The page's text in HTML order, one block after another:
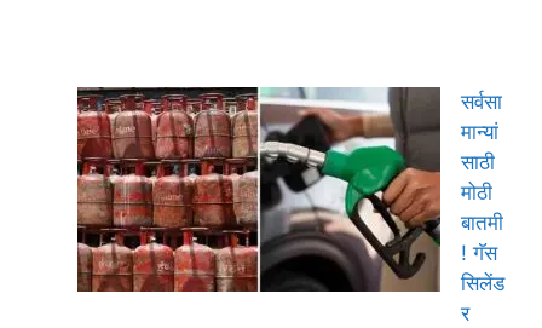
सर्वसा
मान्यां
साठी
मोठी
बातमी
! गॅस
सिलेंड
र